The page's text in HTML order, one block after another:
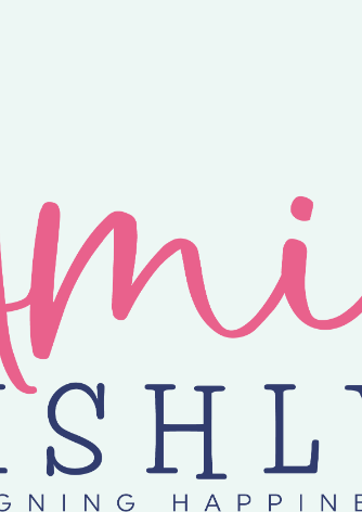
ontvang je 25% korting op alle losse Amilishly